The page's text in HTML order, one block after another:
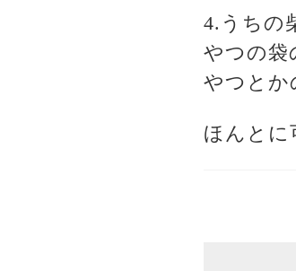
4.うちの
やつの袋
やつとか
ほんとに